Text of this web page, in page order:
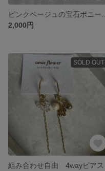
2,000円
SOLD OUT
組み合わせ自由 4wayピアス